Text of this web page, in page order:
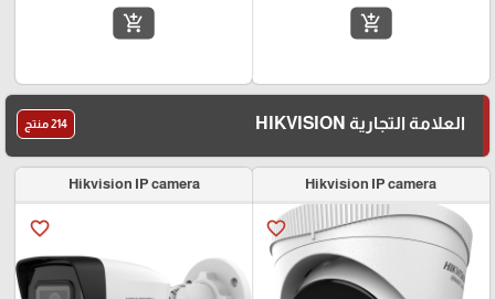
add_shopping_cart
add_shopping_cart
العلامة التجارية HIKVISION 214 منتج
Hikvision IP camera
favorite_border
Hikvision IP camera
favorite_border